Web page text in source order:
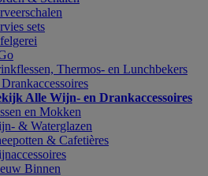
sets
Thermos- en Lunchbekers
Alle Wijn- en Drankaccessoires
en Mokken
& Waterglazen
& Cafetières
Binnen